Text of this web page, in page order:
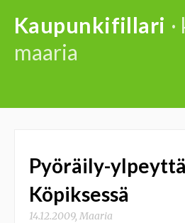
content
Kaupunkifillari
maaria
Pyöräily-ylpeyttä
Köpiksessä
14.12.2009, Maaria